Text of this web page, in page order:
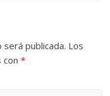
publicada. Los
con*